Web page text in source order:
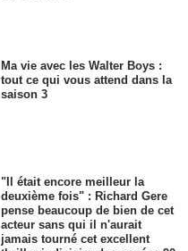
Ma vie avec les Walter Boys :
tout ce qui vous attend dans la
saison 3
"Il était encore meilleur la
deuxième fois" : Richard Gere
pense beaucoup de bien de cet
acteur sans qui il n'aurait
jamais tourné cet excellent